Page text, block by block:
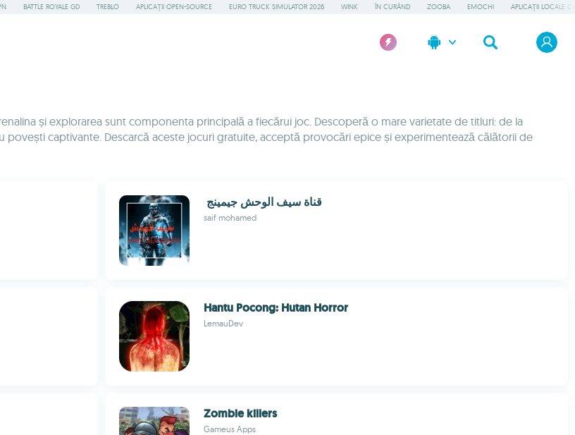
BATTLE ROYALE GD TREBLO APLICAȚII OPEN-SOURCE EURO TRUCK SIMULATOR 2026 WINK ÎN CURÂND ZOOBA EMOCHI APLICAȚII LOCALE
și explorarea sunt componenta principală a fiecărui joc. Descoperă o mare varietate de titluri: de la
captivante. Descarcă aceste jocuri gratuite, acceptă provocări epice și experimentează călătorii de
قناة ‏سيف ‏الوحش ‏جيمينج ‏
saif mohamed
Hantu Pocong: Hutan Horror
LemauDev
Zombie killers
Gameus Apps